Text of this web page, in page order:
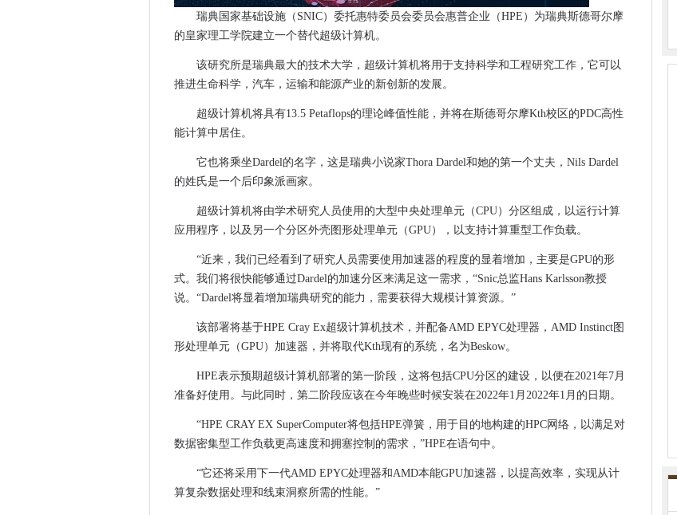
下一个网络推出驱动5G FWA宽带CPE市场
安全专业人士同意：我们需要休息一下
联盟在英国自动车辆研究方向大转向
5G公司对Sonic Open Networking Scheme进行调整
隐私国际英国边境监测制度高度私有化
数据团队挣扎以最大限度地提高业务福利
奥卡多通过牛肉交易提出自主车辆策略
Dearcry Ransomware Targets易受攻击的Exchange服务器
沃达丰推出首先专用开放式RAN测试和集成实验室
谷歌将云销售增长，因为父母的利润为40亿美元
eseye向Verizon展望使IOT本地化实现
St Engineering队伍与Google Cloud
外交事务委员会向科技和英国外交政策的未来推出询问
Singtel和Optus Partner AWS在Telco Edge上
加密：上诉法院在刑事审判中发现了“数字电话攻丝”
Altran，高通公司合作5G NR小型电池软件
送达投资者和骑手的送达
瑞典国家基础设施（SNIC）委托惠特委员会委员会惠普企业（HPE）为瑞典斯德哥尔摩
的皇家理工学院建立一个替代超级计算机。
该研究所是瑞典最大的技术大学，超级计算机将用于支持科学和工程研究工作，它可以
推进生命科学，汽车，运输和能源产业的新创新的发展。
超级计算机将具有13.5 Petaflops的理论峰值性能，并将在斯德哥尔摩Kth校区的PDC高性
能计算中居住。
它也将乘坐Dardel的名字，这是瑞典小说家Thora Dardel和她的第一个丈夫，Nils Dardel
的姓氏是一个后印象派画家。
超级计算机将由学术研究人员使用的大型中央处理单元（CPU）分区组成，以运行计算
应用程序，以及另一个分区外壳图形处理单元（GPU），以支持计算重型工作负载。
“近来，我们已经看到了研究人员需要使用加速器的程度的显着增加，主要是GPU的形
式。我们将很快能够通过Dardel的加速分区来满足这一需求，“Snic总监Hans Karlsson教授
说。“Dardel将显着增加瑞典研究的能力，需要获得大规模计算资源。”
该部署将基于HPE Cray Ex超级计算机技术，并配备AMD EPYC处理器，AMD Instinct图
形处理单元（GPU）加速器，并将取代Kth现有的系统，名为Beskow。
HPE表示预期超级计算机部署的第一阶段，这将包括CPU分区的建设，以便在2021年7月
准备好使用。与此同时，第二阶段应该在今年晚些时候安装在2022年1月2022年1月的日期。
“HPE CRAY EX SuperComputer将包括HPE弹簧，用于目的地构建的HPC网络，以满足对
数据密集型工作负载更高速度和拥塞控制的需求，”HPE在语句中。
“它还将采用下一代AMD EPYC处理器和AMD本能GPU加速器，以提高效率，实现从计
算复杂数据处理和线束洞察所需的性能。”